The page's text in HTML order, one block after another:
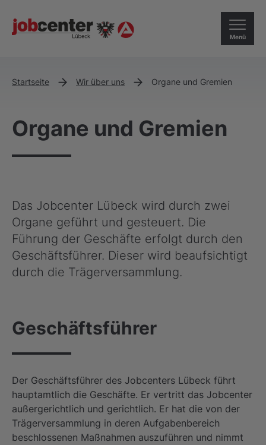
Menü
Startseite Wir über uns Organe und Gremien
Organe und Gremien
Das Jobcenter Lübeck wird durch zwei
Organe geführt und gesteuert. Die
Führung der Geschäfte erfolgt durch den
Geschäftsführer. Dieser wird beaufsichtigt
durch die Trägerversammlung.
Geschäftsführer
Der Geschäftsführer des Jobcenters Lübeck führt
hauptamtlich die Geschäfte. Er vertritt das Jobcenter
außergerichtlich und gerichtlich. Er hat die von der
Trägerversammlung in deren Aufgabenbereich
beschlossenen Maßnahmen auszuführen und nimmt